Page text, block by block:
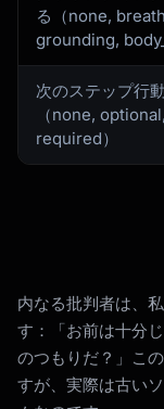
る（none,
grounding,
次のステップ行
（none, optional,
required）
内なる批判者は、
す：「お前は十分
のつもりだ？」こ
すが、実際は古い